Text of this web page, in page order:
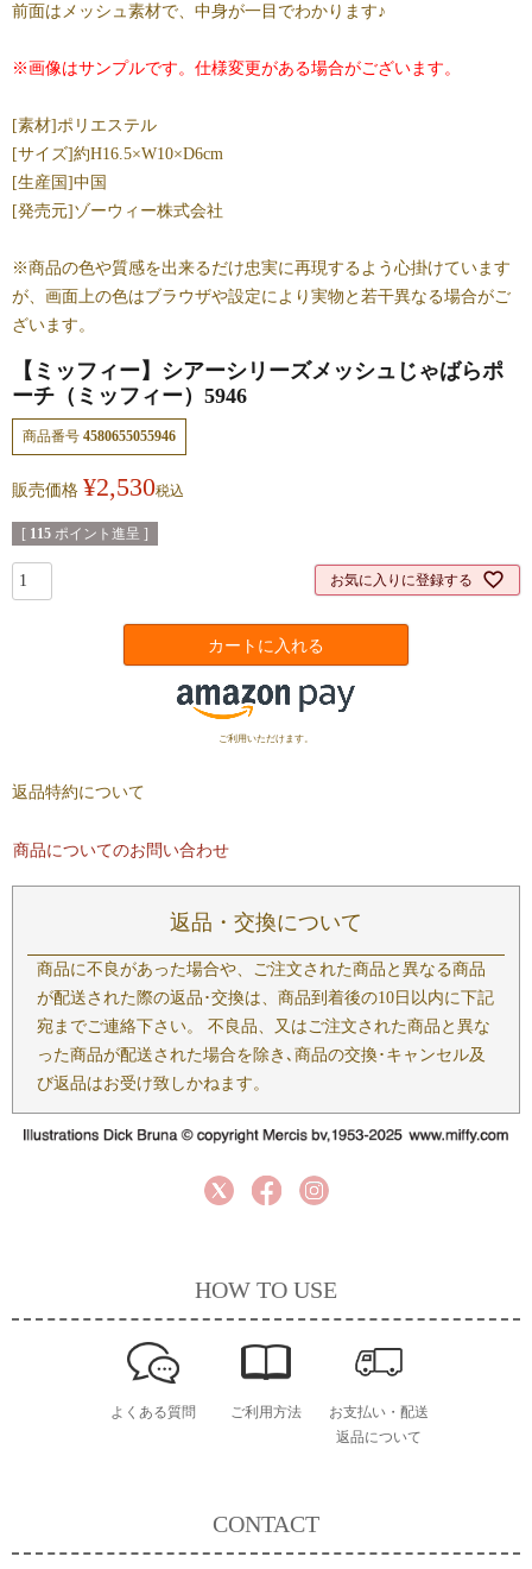
前面はメッシュ素材で、中身が一目でわかります♪
※画像はサンプルです。仕様変更がある場合がございます。
[素材]ポリエステル
[サイズ]約H16.5×W10×D6cm
[生産国]中国
[発売元]ゾーウィー株式会社
※商品の色や質感を出来るだけ忠実に再現するよう心掛けています
が、画面上の色はブラウザや設定により実物と若干異なる場合がご
ざいます。
【ミッフィー】シアーシリーズメッシュじゃばらポ
ーチ（ミッフィー）5946
商品番号 4580655055946
販売価格 ¥2,530税込
[ 115 ポイント進呈 ]
お気に入りに登録する
カートに入れる
ご利用いただけます。
返品特約について
商品についてのお問い合わせ
返品・交換について
商品に不良があった場合や、ご注文された商品と異なる商品
が配送された際の返品･交換は、商品到着後の10日以内に下記
宛までご連絡下さい。 不良品、又はご注文された商品と異な
った商品が配送された場合を除き､商品の交換･キャンセル及
び返品はお受け致しかねます。
CONTACT
HOW TO USE
よくある質問 ご利用方法
お支払い・配送
返品について